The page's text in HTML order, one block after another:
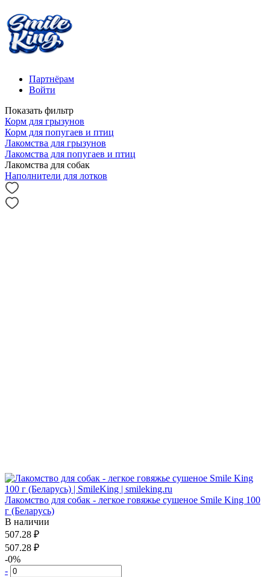
Партнёрам
Войти
Показать фильтр
Корм для грызунов
Корм для попугаев и птиц
Лакомства для грызунов
Лакомства для попугаев и птиц
Лакомства для собак
Наполнители для лотков
Лакомство для собак - легкое говяжье сушеное Smile King 100
г (Беларусь)
В наличии
507.28 ₽
507.28 ₽
-0%
-